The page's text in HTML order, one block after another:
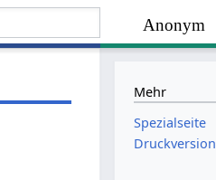
Anonym
Mehr
Spezialseite
Druckversion